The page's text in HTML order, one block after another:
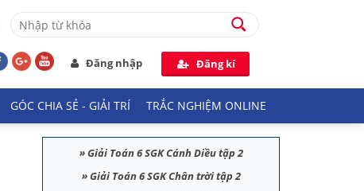
Đăng nhập Đăng kí
GÓC CHIA SẺ - GIẢI TRÍ TRẮC NGHIỆM ONLINE
»Giải Toán 6 SGK Cánh Diều tập 2
»Giải Toán 6 SGK Chân trời tập 2